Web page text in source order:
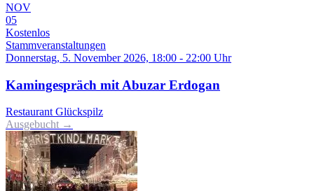
NOV
05
Kostenlos
Stammveranstaltungen
Donnerstag, 5. November 2026, 18:00 - 22:00 Uhr
Kamingespräch mit Abuzar Erdogan
Restaurant Glückspilz
Ausgebucht →